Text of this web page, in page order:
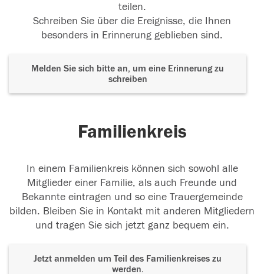
teilen.
Schreiben Sie über die Ereignisse, die Ihnen
besonders in Erinnerung geblieben sind.
Melden Sie sich bitte an, um eine Erinnerung zu
schreiben
Familienkreis
In einem Familienkreis können sich sowohl alle
Mitglieder einer Familie, als auch Freunde und
Bekannte eintragen und so eine Trauergemeinde
bilden. Bleiben Sie in Kontakt mit anderen Mitgliedern
und tragen Sie sich jetzt ganz bequem ein.
Jetzt anmelden um Teil des Familienkreises zu
werden.